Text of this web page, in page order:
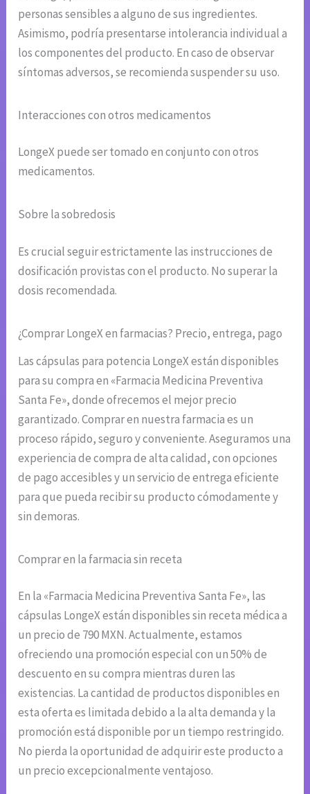
personas sensibles a alguno de sus ingredientes.
Asimismo, podría presentarse intolerancia individual a
los componentes del producto. En caso de observar
síntomas adversos, se recomienda suspender su uso.
Interacciones con otros medicamentos
LongeX puede ser tomado en conjunto con otros
medicamentos.
Sobre la sobredosis
Es crucial seguir estrictamente las instrucciones de
dosificación provistas con el producto. No superar la
dosis recomendada.
¿Comprar LongeX en farmacias? Precio, entrega, pago
Las cápsulas para potencia LongeX están disponibles
para su compra en «Farmacia Medicina Preventiva
Santa Fe», donde ofrecemos el mejor precio
garantizado. Comprar en nuestra farmacia es un
proceso rápido, seguro y conveniente. Aseguramos una
experiencia de compra de alta calidad, con opciones
de pago accesibles y un servicio de entrega eficiente
para que pueda recibir su producto cómodamente y
sin demoras.
Comprar en la farmacia sin receta
En la «Farmacia Medicina Preventiva Santa Fe», las
cápsulas LongeX están disponibles sin receta médica a
un precio de 790 MXN. Actualmente, estamos
ofreciendo una promoción especial con un 50% de
descuento en su compra mientras duren las
existencias. La cantidad de productos disponibles en
esta oferta es limitada debido a la alta demanda y la
promoción está disponible por un tiempo restringido.
No pierda la oportunidad de adquirir este producto a
un precio excepcionalmente ventajoso.